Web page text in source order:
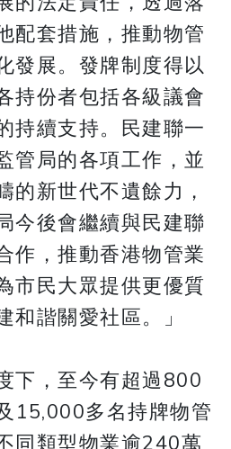
配套措施，推動物管
發展。發牌制度得以
持份者包括各級議會
持續支持。民建聯一
管局的各項工作，並
的新世代不遺餘力，
今後會繼續與民建聯
作，推動香港物管業
市民大眾提供更優質
和諧關愛社區。」
下，至今有超過800
15,000多名持牌物管
同類型物業逾240萬